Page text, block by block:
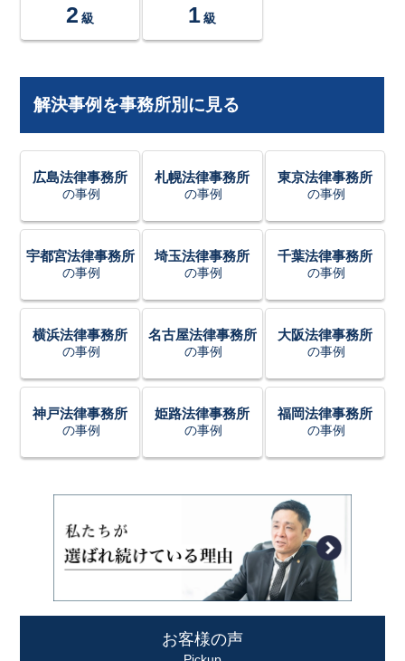
2 級 1 級
解決事例を事務所別に見る
広島法律事務所
の事例
札幌法律事務所
の事例
東京法律事務所
の事例
宇都宮法律事務所
の事例
埼玉法律事務所
の事例
千葉法律事務所
の事例
横浜法律事務所
の事例
名古屋法律事務所
の事例
大阪法律事務所
の事例
神戸法律事務所
の事例
姫路法律事務所
の事例
福岡法律事務所
の事例
お客様の声